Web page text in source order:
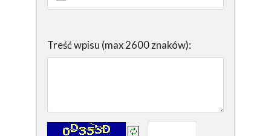
Treść wpisu (max 2600 znaków):
Kontrola - wprowadź tekst z obrazka: